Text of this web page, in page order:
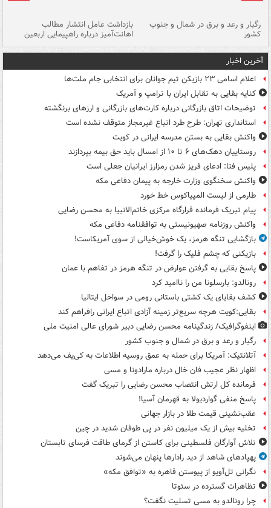
رگبار و رعد و برق در شمال و جنوب
کشور
بازداشت عامل انتشار مطالب
اهانت‌آمیز درباره راهپیمایی اربعین
آخرین اخبار
اعلام اسامی ۲۳ بازیکن تیم جوانان برای انتخابی جام ملت‌ها
کنایه بقایی به تقابل ایران با ترامپ و آمریک
توضیحات اتاق بازرگانی درباره کارت‌های بازرگانی و ارزهای برنگشته
استانداری تهران: طرح طرد اتباع غیرمجاز متوقف نشده است
واکنش بقایی به بستن مدرسه ایرانی در کویت
روستاییان دهک‌های ۶ تا ۱۰ از امسال باید حق بیمه بپردازند
پلیس فتا: ادعای فریز شدن رمزارز ایرانیان جعلی است
واکنش سخنگوی وزارت خارجه به پیمان دفاعی مکه
طارمی از لیست المپیاکوس خط خورد
پیام تبریک فرمانده قرارگاه مرکزی خاتم‌الانبیا به محسن رضایی
واکنش روزنامه صهیونیستی به توافقنامه دفاعی مکه
بازگشایی تنگه هرمز، یک خوش‌خیالی از سوی آمریکاست!
بازیکنی که چشم فلیک را گرفت!
پاسخ بقایی به گرفتن عوارض در تنگه هرمز در تفاهم با عمان
رونالدو: بارسلونا من را ناامید کرد
کشف بقایای یک کشتی باستانی رومی در سواحل ایتالیا
بقایی:کویت هرچه سریع‌تر زمینه آزادی اتباع ایرانی رافراهم کند
اینفوگرافیک/ زندگینامه محسن رضایی دبیر شورای عالی امنیت‌ ملی
رگبار و رعد و برق در شمال و جنوب کشور
آتلانتیک: آمریکا برای حمله به عمق روسیه اطلاعات به کی‌یف می‌دهد
اظهار نظر عجیب فان خال درباره مارادونا و مسی
فرمانده کل ارتش انتصاب محسن رضایی را تبریک گفت
پاسخ منفی گواردیولا به قهرمان آسیا!
عقب‌نشینی قیمت طلا در بازار جهانی
تخلیه بیش از یک میلیون نفر در پی طوفان شدید در چین
تلاش آوارگان فلسطینی برای کاستن از گرمای طاقت فرسای تابستان
پهپادهای شاهد از دید رادارها پنهان می‌شوند
نگرانی تل‌آویو از پیوستن قاهره به «توافق مکه»
تظاهرات گسترده در سئوتا
چرا رونالدو به مسی تسلیت نگفت؟